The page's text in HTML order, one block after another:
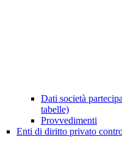
Dati società
tabelle)
Provvedimenti
Enti di diritto privato